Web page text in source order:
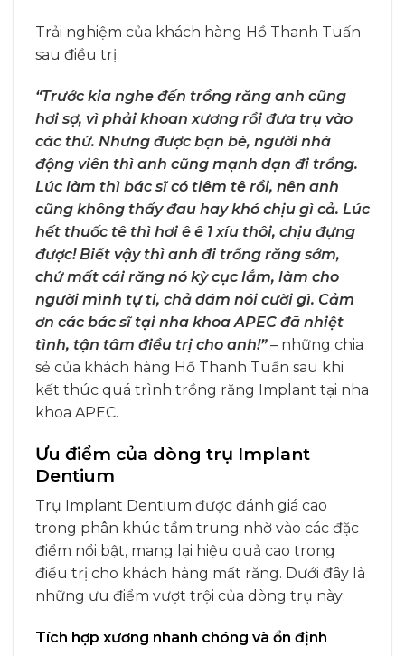
Trải nghiệm của khách hàng Hồ Thanh Tuấn
sau điều trị
“Trước kia nghe đến trồng răng anh cũng
hơi sợ, vì phải khoan xương rồi đưa trụ vào
các thứ. Nhưng được bạn bè, người nhà
động viên thì anh cũng mạnh dạn đi trồng.
Lúc làm thì bác sĩ có tiêm tê rồi, nên anh
cũng không thấy đau hay khó chịu gì cả. Lúc
hết thuốc tê thì hơi ê ê 1 xíu thôi, chịu đựng
được! Biết vậy thì anh đi trồng răng sớm,
chứ mất cái răng nó kỳ cục lắm, làm cho
người mình tự ti, chả dám nói cười gì. Cảm
ơn các bác sĩ tại nha khoa APEC đã nhiệt
tình, tận tâm điều trị cho anh!”– những chia
sẻ của khách hàng Hồ Thanh Tuấn sau khi
kết thúc quá trình trồng răng Implant tại nha
khoa APEC.
Ưu điểm của dòng trụ Implant
Dentium
Trụ Implant Dentium được đánh giá cao
trong phân khúc tầm trung nhờ vào các đặc
điểm nổi bật, mang lại hiệu quả cao trong
điều trị cho khách hàng mất răng. Dưới đây là
những ưu điểm vượt trội của dòng trụ này:
Tích hợp xương nhanh chóng và ổn định